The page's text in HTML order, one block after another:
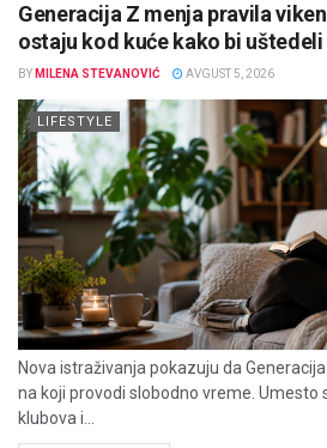
Generacija Z menja pravila
ostaju kod kuće kako bi
BY MILENA STEVANOVIĆ AVGUST 5, 2026
LIFESTYLE
Nova istraživanja pokazuju da
na koji provodi slobodno vreme. Umesto
klubova i...